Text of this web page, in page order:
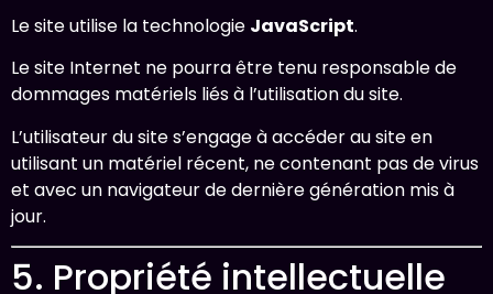
Le site utilise la technologie JavaScript.
Le site Internet ne pourra être tenu responsable de
dommages matériels liés à l’utilisation du site.
L’utilisateur du site s’engage à accéder au site en
utilisant un matériel récent, ne contenant pas de virus
et avec un navigateur de dernière génération mis à
jour.
5. Propriété intellectuelle